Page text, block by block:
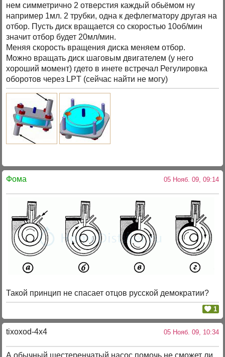
нем симметрично 2 отверстия каждый обьёмом ну
например 1мл. 2 трубки, одна к дефлегматору другая на
отбор. Пусть диск вращается со скоростью 10об/мин
значит отбор будет 20мл/мин.
Меняя скорость вращения диска меняем отбор.
Можно вращать диск шаговым двигателем (у него
хороший момент) гдето в инете встречал Регулировка
оборотов через LPT (сейчас найти не могу)
Фома 05 Нояб. 09, 09:14
Такой принцип не спасает отцов русской демократии?
1
tixoxod-4x4 05 Нояб. 09, 10:34